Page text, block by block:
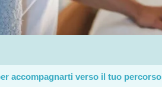
accompagnarti verso il tuo percorso